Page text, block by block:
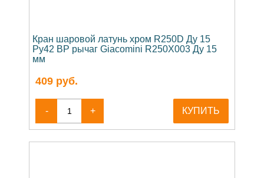
Кран шаровой латунь хром R250D Ду 15
Ру42 ВР рычаг Giacomini R250X003 Ду 15
мм
409 руб.
- + КУПИТЬ